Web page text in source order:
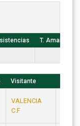
T. Amarillas
Visitante
VALENCIA
C.F